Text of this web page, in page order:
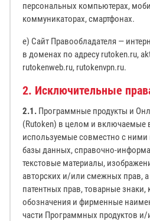
персональных компьютерах,
коммуникаторах, смартфонах.
е) Сайт Правообладателя —
в доменах по адресу rutoken.ru,
rutokenweb.ru, rutokenvpn.ru.
2. Исключительные
2.1. Программные продукты и
(Rutoken) в целом и включаемые
используемые совместно с
базы данных, справочно-
текстовые материалы,
авторских и/или смежных прав,
патентных прав, товарные
обозначения и фирменные
части Программных продуктов